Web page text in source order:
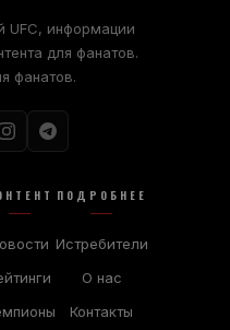
UFC, информации
для фанатов.
фанатов.
ПОДРОБНЕЕ
Истребители
О нас
Контакты